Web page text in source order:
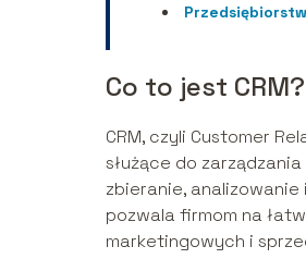
Co to jest CRM?
CRM, czyli Customer
służące do
zbieranie,
pozwala firmom na
marketingowych i